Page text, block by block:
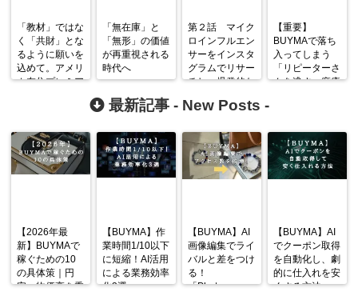
「教材」ではな
く「共財」とな
るように願いを
込めて。アメリ
カ在住プレミア
「無在庫」と
「無形」の価値
が再重視される
時代へ
第２話 マイク
ロインフルエン
サーをインスタ
グラムでリサー
チし、爆発的な
【重要】
BUYMAで落ち
入ってしまう
「リピーターさ
んを逃す」麻痺
最新記事 - New Posts -
【2026年最
新】BUYMAで
稼ぐための10
の具体策｜円
安・物価高を乗
【BUYMA】作
業時間1/10以下
に短縮！AI活用
による業務効率
化3選
【BUYMA】AI
画像編集でライ
バルと差をつけ
る！
「Photoroom」
【BUYMA】AI
でクーポン取得
を自動化し、劇
的に仕入れを安
くする方法